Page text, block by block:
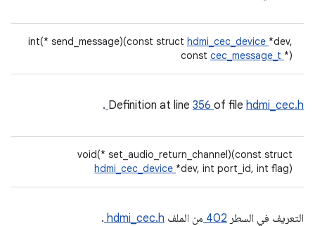
int(* send_message)(const struct hdmi_cec_device *dev,
const cec_message_t *)
Definition at line 356 of file hdmi_cec.h
.
void(* set_audio_return_channel)(const struct
hdmi_cec_device *dev, int port_id, int flag)
التعريف في السطر 402 من الملف hdmi_cec.h
.